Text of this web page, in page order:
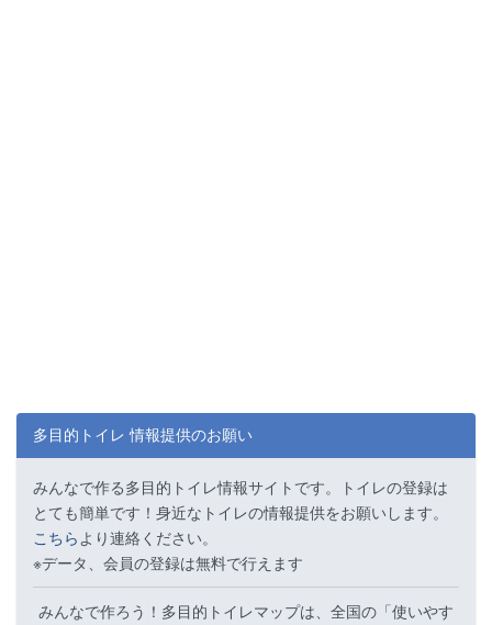
多目的トイレ 情報提供のお願い
みんなで作る多目的トイレ情報サイトです。トイレの登録は
とても簡単です！身近なトイレの情報提供をお願いします。
こちらより連絡ください。
※データ、会員の登録は無料で行えます
みんなで作ろう！多目的トイレマップは、全国の「使いやす